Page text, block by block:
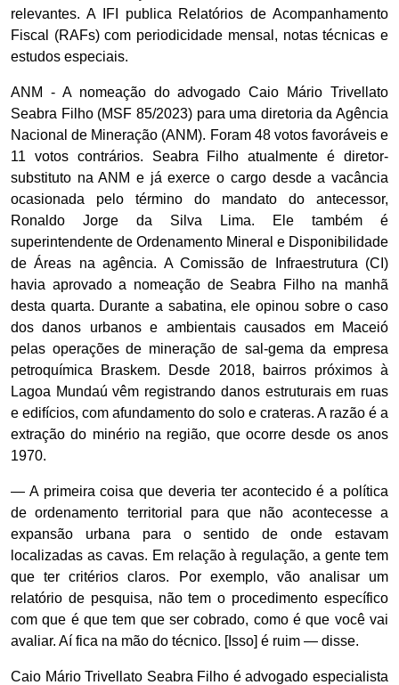
relevantes. A IFI publica Relatórios de Acompanhamento
Fiscal (RAFs) com periodicidade mensal, notas técnicas e
estudos especiais.
ANM - A nomeação do advogado Caio Mário Trivellato
Seabra Filho (MSF 85/2023) para uma diretoria da Agência
Nacional de Mineração (ANM). Foram 48 votos favoráveis e
11 votos contrários. Seabra Filho atualmente é diretor-
substituto na ANM e já exerce o cargo desde a vacância
ocasionada pelo término do mandato do antecessor,
Ronaldo Jorge da Silva Lima. Ele também é
superintendente de Ordenamento Mineral e Disponibilidade
de Áreas na agência. A Comissão de Infraestrutura (CI)
havia aprovado a nomeação de Seabra Filho na manhã
desta quarta. Durante a sabatina, ele opinou sobre o caso
dos danos urbanos e ambientais causados em Maceió
pelas operações de mineração de sal-gema da empresa
petroquímica Braskem. Desde 2018, bairros próximos à
Lagoa Mundaú vêm registrando danos estruturais em ruas
e edifícios, com afundamento do solo e crateras. A razão é a
extração do minério na região, que ocorre desde os anos
1970.
— A primeira coisa que deveria ter acontecido é a política
de ordenamento territorial para que não acontecesse a
expansão urbana para o sentido de onde estavam
localizadas as cavas. Em relação à regulação, a gente tem
que ter critérios claros. Por exemplo, vão analisar um
relatório de pesquisa, não tem o procedimento específico
com que é que tem que ser cobrado, como é que você vai
avaliar. Aí fica na mão do técnico. [Isso] é ruim — disse.
Caio Mário Trivellato Seabra Filho é advogado especialista